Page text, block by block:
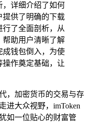
，详细介绍了如何
提供了明确的下载
了全面剖析，从
帮助用户清晰了解
成钱包倒入，为使
操作奠定基础，让
，加密货币的交易与存
进大众视野，imToken
如一位贴心的财富管